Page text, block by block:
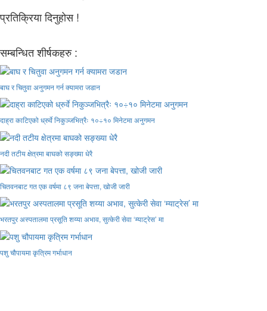
प्रतिक्रिया दिनुहोस !
सम्बन्धित शीर्षकहरु :
बाघ र चितुवा अनुगमन गर्न क्यामरा जडान
दाह्रा काटिएको ध्रुर्वे निकुञ्जभित्रैः १०÷१० मिनेटमा अनुगमन
नदी तटीय क्षेत्रमा बाघको सङ्ख्या धेरै
चितवनबाट गत एक वर्षमा ८९ जना बेपत्ता, खोजी जारी
भरतपुर अस्पतालमा प्रसूति शय्या अभाव, सुत्केरी सेवा ‘म्याट्रेस’ मा
पशु चौपायमा कृत्रिम गर्भाधान